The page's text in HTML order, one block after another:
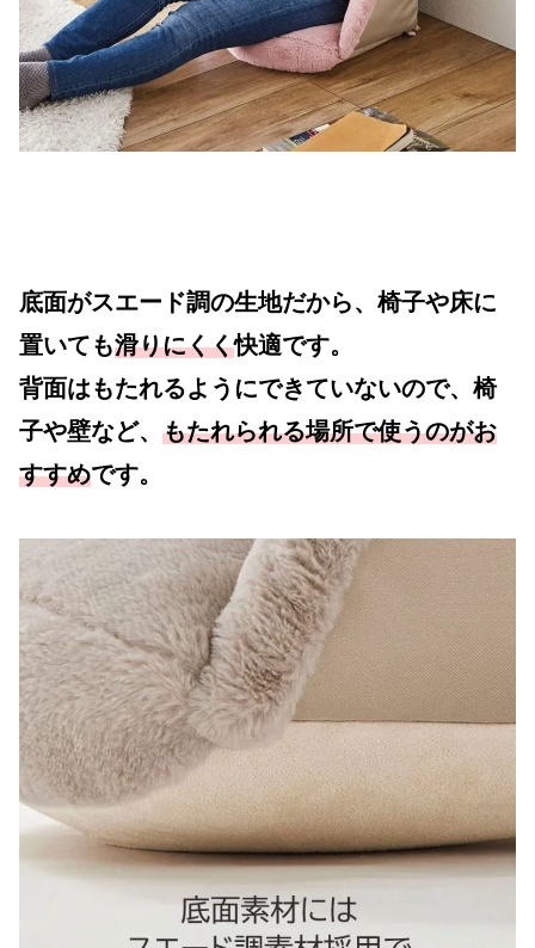
底面がスエード調の生地だから、椅子や床に
置いても滑りにくく快適です。
背面はもたれるようにできていないので、椅
子や壁など、 もたれられる場所で使うのがお
すすめです。